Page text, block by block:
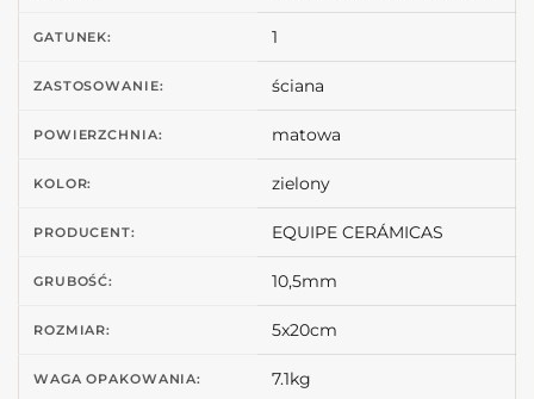
GATUNEK: 1
ZASTOSOWANIE: ściana
POWIERZCHNIA: matowa
KOLOR: zielony
PRODUCENT: EQUIPE CERÁMICAS
GRUBOŚĆ: 10,5mm
ROZMIAR: 5x20cm
WAGA OPAKOWANIA: 7.1kg